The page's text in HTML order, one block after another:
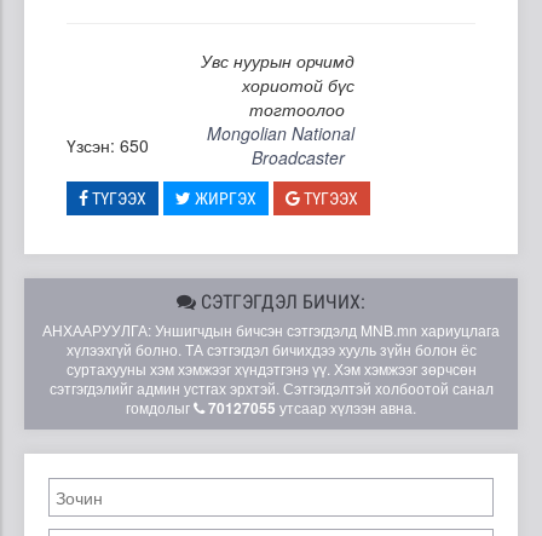
Увс нуурын орчимд
хориотой бүс
тогтоолоо
Үзсэн: 650
Mongolian National
Broadcaster
ТҮГЭЭХ ЖИРГЭХ ТҮГЭЭХ
СЭТГЭГДЭЛ БИЧИХ:
АНХААРУУЛГА: Уншигчдын бичсэн сэтгэгдэлд MNB.mn хариуцлага
хүлээхгүй болно. ТА сэтгэгдэл бичихдээ хууль зүйн болон ёс
суртахууны хэм хэмжээг хүндэтгэнэ үү. Хэм хэмжээг зөрчсөн
сэтгэгдэлийг админ устгах эрхтэй. Сэтгэгдэлтэй холбоотой санал
гомдолыг
70127055 утсаар хүлээн авна.